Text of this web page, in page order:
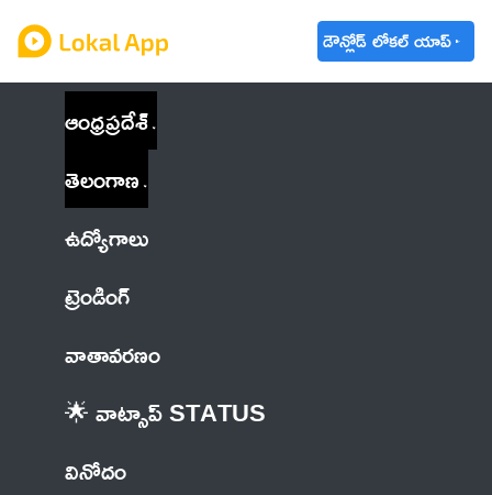
డౌన్లోడ్ లోకల్ యాప్
ఆంధ్రప్రదేశ్
తెలంగాణ
ఉద్యోగాలు
ట్రెండింగ్
వాతావరణం
🌟 వాట్సాప్ STATUS
వినోదం